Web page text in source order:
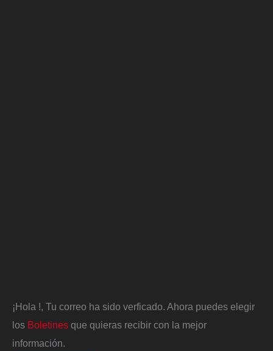
¡Hola !, Tu correo ha sido verficado. Ahora puedes elegir
los Boletines que quieras recibir con la mejor
información.